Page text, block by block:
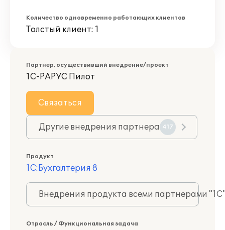
Количество одновременно работающих клиентов
Толстый клиент: 1
Партнер, осуществивший внедрение/проект
1С-РАРУС Пилот
Связаться
Другие внедрения партнера 417
Продукт
1С:Бухгалтерия 8
Внедрения продукта всеми партнерами
Отрасль / Функциональная задача